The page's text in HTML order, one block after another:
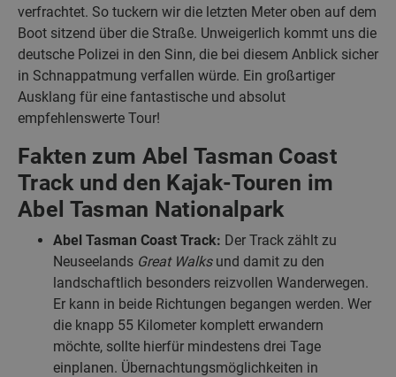
verfrachtet. So tuckern wir die letzten Meter oben auf dem
Boot sitzend über die Straße. Unweigerlich kommt uns die
deutsche Polizei in den Sinn, die bei diesem Anblick sicher
in Schnappatmung verfallen würde. Ein großartiger
Ausklang für eine fantastische und absolut
empfehlenswerte Tour!
Fakten zum Abel Tasman Coast
Track und den Kajak-Touren im
Abel Tasman Nationalpark
Abel Tasman Coast Track: Der Track zählt zu
Neuseelands Great Walksund damit zu den
landschaftlich besonders reizvollen Wanderwegen.
Er kann in beide Richtungen begangen werden. Wer
die knapp 55 Kilometer komplett erwandern
möchte, sollte hierfür mindestens drei Tage
einplanen. Übernachtungsmöglichkeiten in